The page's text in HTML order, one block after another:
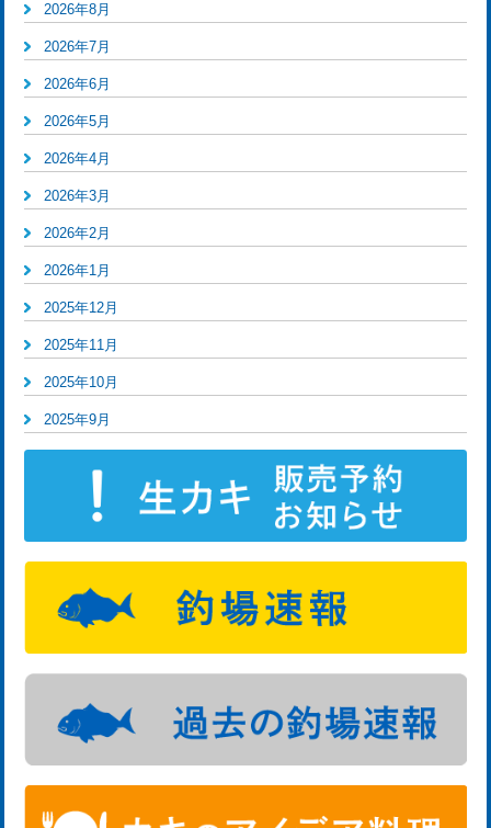
2026年8月
2026年7月
2026年6月
2026年5月
2026年4月
2026年3月
2026年2月
2026年1月
2025年12月
2025年11月
2025年10月
2025年9月